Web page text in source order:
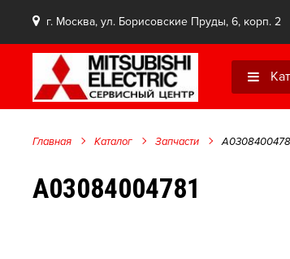
г. Москва, ул. Борисовские Пруды, 6, корп. 2
Главная Каталог Запчасти
A03084004781